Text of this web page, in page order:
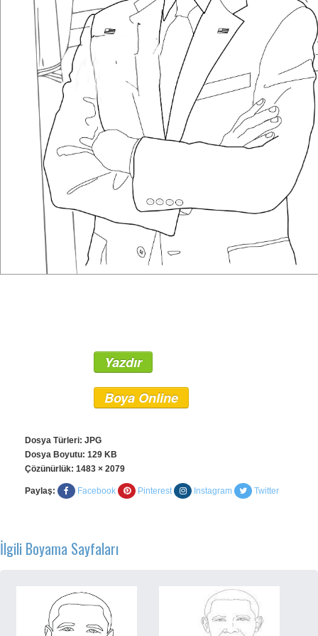
Yazdır
Boya Online
Dosya Türleri: JPG
Dosya Boyutu: 129 KB
Çözünürlük: 1483 × 2079
Paylaş: Facebook Pinterest Instagram Twitter
İlgili Boyama Sayfaları